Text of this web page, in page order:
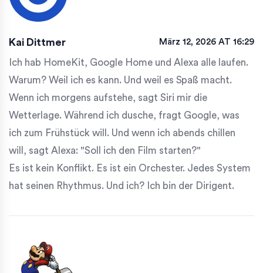
Kai Dittmer März 12, 2026 AT 16:29
Ich hab HomeKit, Google Home und Alexa alle laufen.
Warum? Weil ich es kann. Und weil es Spaß macht.
Wenn ich morgens aufstehe, sagt Siri mir die
Wetterlage. Während ich dusche, fragt Google, was
ich zum Frühstück will. Und wenn ich abends chillen
will, sagt Alexa: "Soll ich den Film starten?"
Es ist kein Konflikt. Es ist ein Orchester. Jedes System
hat seinen Rhythmus. Und ich? Ich bin der Dirigent.